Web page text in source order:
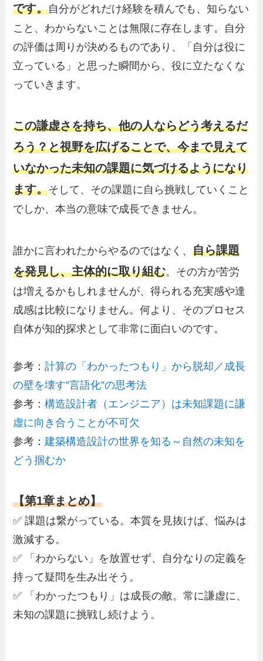
です。自分がどれだけ経験を積んでも、知らない
こと、わからないことは無限に存在します。自分
の評価は周りが決めるものであり、「自分は役に
立っている」と思った瞬間から、役に立たなくな
っていきます。
この謙虚さを持ち、他の人ならどう考えるだ
ろう？と視野を広げることで、今まで見えて
いなかった未知の課題に気づけるようになり
ます。そして、その課題に自ら挑戦していくこと
でしか、本当の意味で成長できません。
誰かに言われたからやるのではなく、自ら課題
を発見し、主体的に取り組む。その方が苦労
は増えるかもしれませんが、得られる充実感や達
成感は比較になりません。何より、そのプロセス
自体が知的探求として非常に面白いのです。
参考：計算の「わかったつもり」から脱却／成長
の壁を壊す”言語化”の思考法
参考：構造設計者（エンジニア）は未知課題に謙
虚に向き合うことが不可欠
参考：建築構造設計の世界を知る～自然の未知を
どう掴むか
【第1章まとめ】
✅ 課題は繋がっている。本質を見抜けば、悩みは
激減する。
✅ 「わからない」を放置せず、自分なりの定義を
持って疑問を生み出そう。
✅ 「わかったつもり」は成長の敵。常に謙虚に、
未知の課題に挑戦し続けよう。